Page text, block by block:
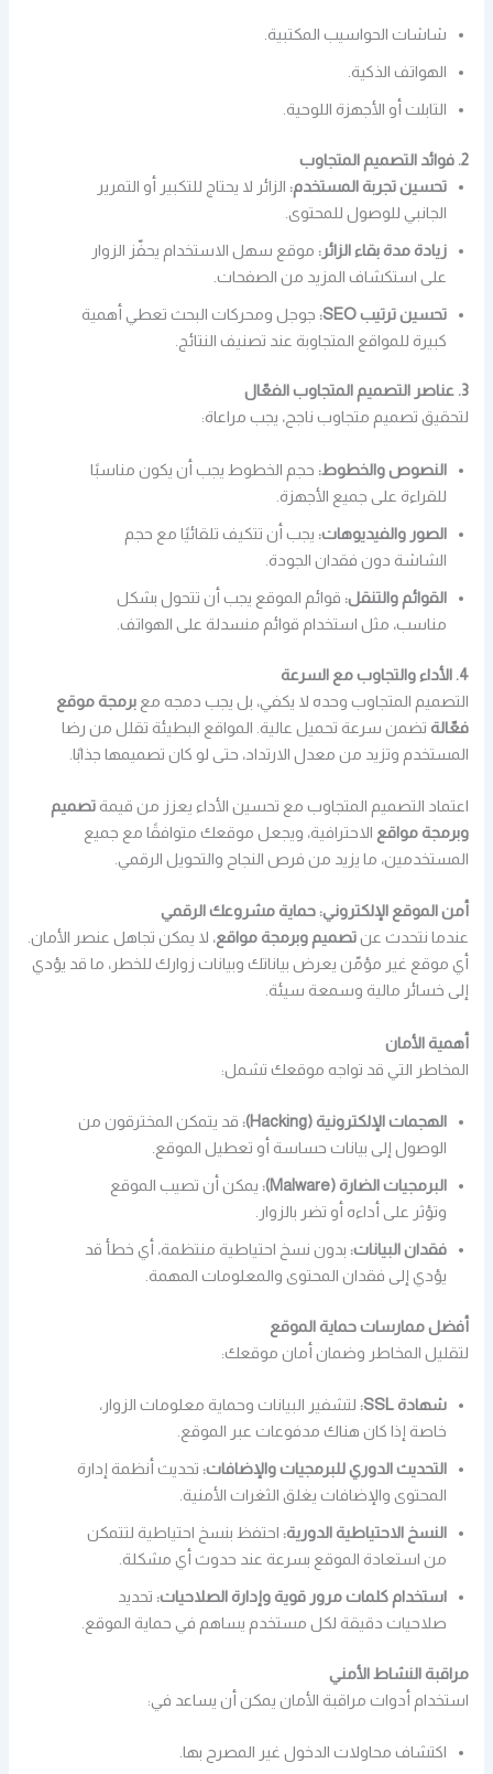
شاشات الحواسيب المكتبية.
الهواتف الذكية.
التابلت أو الأجهزة اللوحية.
2. فوائد التصميم المتجاوب
تحسين تجربة المستخدم: الزائر لا يحتاج للتكبير أو التمرير
الجانبي للوصول للمحتوى.
زيادة مدة بقاء الزائر: موقع سهل الاستخدام يحفّز الزوار
على استكشاف المزيد من الصفحات.
تحسين ترتيب SEO:
جوجل ومحركات البحث تعطي أهمية
كبيرة للمواقع المتجاوبة عند تصنيف النتائج.
3. عناصر التصميم المتجاوب الفعّال
لتحقيق تصميم متجاوب ناجح، يجب مراعاة:
النصوص والخطوط: حجم الخطوط يجب أن يكون مناسبًا
للقراءة على جميع الأجهزة.
الصور والفيديوهات: يجب أن تتكيف تلقائيًا مع حجم
الشاشة دون فقدان الجودة.
القوائم والتنقل: قوائم الموقع يجب أن تتحول بشكل
مناسب، مثل استخدام قوائم منسدلة على الهواتف.
4. الأداء والتجاوب مع السرعة
التصميم المتجاوب وحده لا يكفي، بل يجب دمجه معبرمجة موقع
فعّالة تضمن سرعة تحميل عالية. المواقع البطيئة تقلل من رضا
المستخدم وتزيد من معدل الارتداد، حتى لو كان تصميمها جذابًا.
اعتماد التصميم المتجاوب مع تحسين الأداء يعزز من قيمةتصميم
وبرمجة مواقع الاحترافية، ويجعل موقعك متوافقًا مع جميع
المستخدمين، ما يزيد من فرص النجاح والتحويل الرقمي.
أمن الموقع الإلكتروني: حماية مشروعك الرقمي
عندما نتحدث عنتصميم وبرمجة مواقع، لا يمكن تجاهل عنصر الأمان.
أي موقع غير مؤمّن يعرض بياناتك وبيانات زوارك للخطر، ما قد يؤدي
إلى خسائر مالية وسمعة سيئة.
أهمية الأمان
المخاطر التي قد تواجه موقعك تشمل:
الهجمات الإلكترونية (Hacking):
قد يتمكن المخترقون من
الوصول إلى بيانات حساسة أو تعطيل الموقع.
البرمجيات الضارة (Malware):
يمكن أن تصيب الموقع
وتؤثر على أداءه أو تضر بالزوار.
فقدان البيانات: بدون نسخ احتياطية منتظمة، أي خطأ قد
يؤدي إلى فقدان المحتوى والمعلومات المهمة.
أفضل ممارسات حماية الموقع
لتقليل المخاطر وضمان أمان موقعك:
شهادة SSL:
لتشفير البيانات وحماية معلومات الزوار،
خاصة إذا كان هناك مدفوعات عبر الموقع.
التحديث الدوري للبرمجيات والإضافات: تحديث أنظمة إدارة
المحتوى والإضافات يغلق الثغرات الأمنية.
النسخ الاحتياطية الدورية: احتفظ بنسخ احتياطية لتتمكن
من استعادة الموقع بسرعة عند حدوث أي مشكلة.
استخدام كلمات مرور قوية وإدارة الصلاحيات: تحديد
صلاحيات دقيقة لكل مستخدم يساهم في حماية الموقع.
مراقبة النشاط الأمني
استخدام أدوات مراقبة الأمان يمكن أن يساعد في:
اكتشاف محاولات الدخول غير المصرح بها.